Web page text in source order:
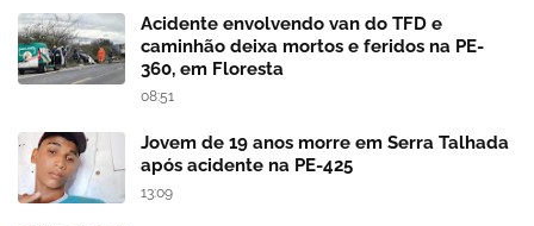
Acidente envolvendo van do TFD e
caminhão deixa mortos e feridos na PE-
360, em Floresta
08:51
Jovem de 19 anos morre em Serra Talhada
após acidente na PE-425
13:09